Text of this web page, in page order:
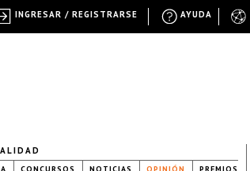
AYUDA
INGRESAR / REGISTRARSE